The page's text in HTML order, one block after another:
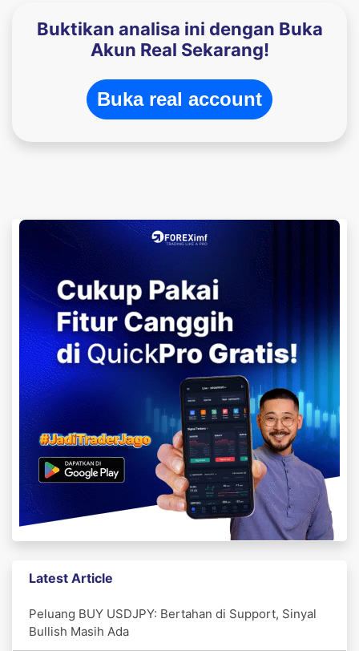
Buktikan analisa ini dengan Buka
Akun Real Sekarang!
Buka real account
Latest Article
Peluang BUY USDJPY: Bertahan di Support, Sinyal
Bullish Masih Ada